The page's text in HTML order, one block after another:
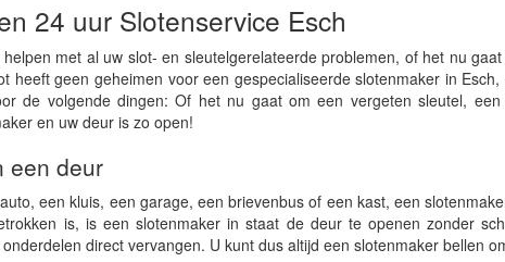
24 uur Slotenservice Esch
met al uw slot- en sleutelgerelateerde problemen, of het nu
heeft geen geheimen voor een gespecialiseerde slotenmaker in
de volgende dingen: Of het nu gaat om een vergeten sleutel,
en uw deur is zo open!
een deur
een kluis, een garage, een brievenbus of een kast, een
is, is een slotenmaker in staat de deur te openen zonder
direct vervangen. U kunt dus altijd een slotenmaker bellen